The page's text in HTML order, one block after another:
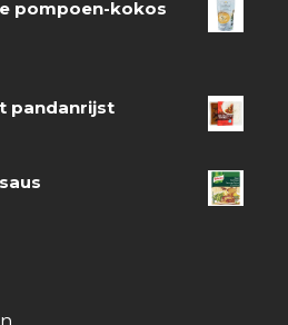
pompoen-kokos
pandanrijst